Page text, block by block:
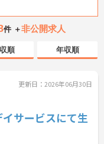
件 ＋非公開求人
順 年収順
更新日：2026年06月30日
サービスにて生